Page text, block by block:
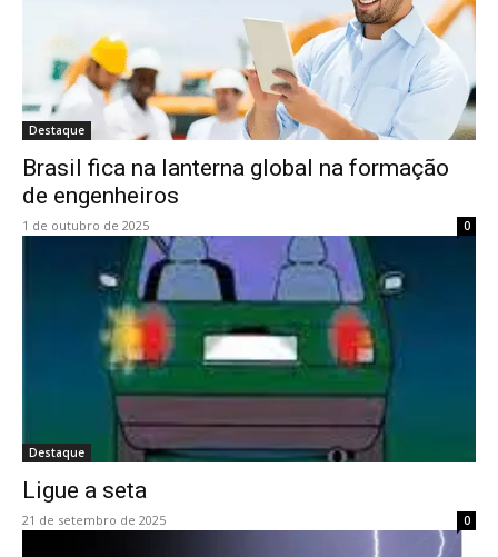
Destaque
Brasil fica na lanterna global na formação
de engenheiros
1 de outubro de 2025 0
Destaque
Ligue a seta
21 de setembro de 2025 0